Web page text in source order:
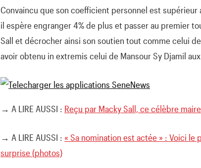
Convaincu que son coefficient personnel est supérieur
il espère engranger 4% de plus et passer au premier
Sall et décrocher ainsi son soutien tout comme celui
avoir obtenu in extremis celui de Mansour Sy Djamil
→ A LIRE AUSSI : Reçu par Macky Sall, ce célèbre
→ A LIRE AUSSI : « Sa nomination est actée » : Voici
surprise (photos)